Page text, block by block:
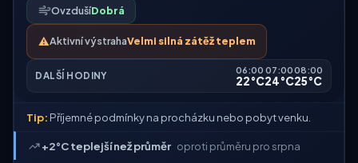
OvzdušíDobrá
⚠️Aktivní výstrahaVelmi silná zátěž teplem
DALŠÍ HODINY
06:00
22°C
07:00
24°C
08:00
25°C
Tip: Příjemné podmínky na procházku nebo pobyt venku.
+2°C teplejší než průměr oproti průměru pro srpna